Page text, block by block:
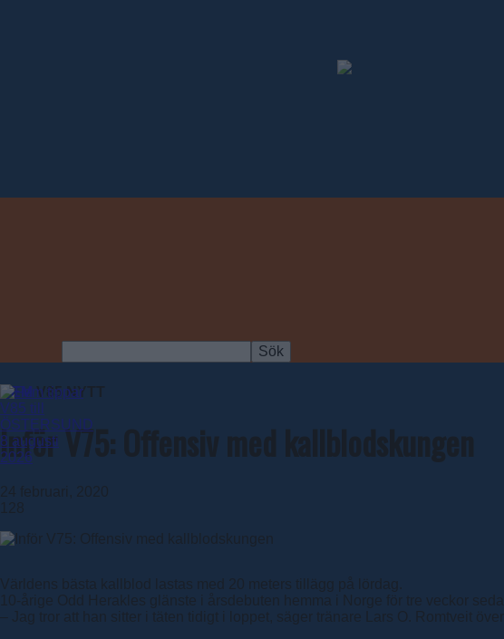
HEM V85 NYTT
Inför V75: Offensiv med kallblodskungen
24 februari, 2020
128
Världens bästa kallblod lastas med 20 meters tillägg på lördag.
10-årige Odd Herakles glänste i årsdebuten hemma i Norge för tre veckor
– Jag tror att han sitter i täten tidigt i loppet, säger tränare Lars O. Romtveit